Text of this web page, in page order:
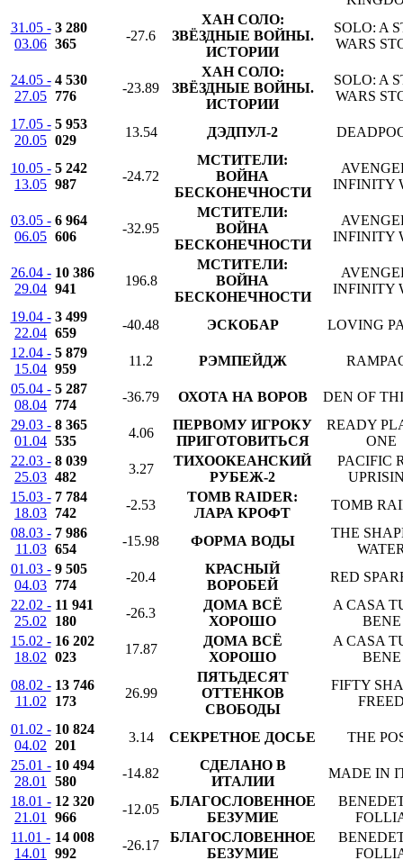
31.05 -
03.06
3 280
365
-27.6
ХАН СОЛО:
ЗВЁЗДНЫЕ ВОЙНЫ.
ИСТОРИИ
SOLO: A
WARS
24.05 -
27.05
4 530
776
-23.89
ХАН СОЛО:
ЗВЁЗДНЫЕ ВОЙНЫ.
ИСТОРИИ
SOLO: A
WARS
17.05 -
20.05
5 953
029
13.54 ДЭДПУЛ-2
10.05 -
13.05
5 242
987
-24.72
МСТИТЕЛИ:
ВОЙНА
БЕСКОНЕЧНОСТИ
INFINITY
03.05 -
06.05
6 964
606
-32.95
МСТИТЕЛИ:
ВОЙНА
БЕСКОНЕЧНОСТИ
INFINITY
26.04 -
29.04
10 386
941
196.8
МСТИТЕЛИ:
ВОЙНА
БЕСКОНЕЧНОСТИ
INFINITY
19.04 -
22.04
3 499
659
-40.48 ЭСКОБАР
LOVING
12.04 -
15.04
5 879
959
11.2 РЭМПЕЙДЖ
05.04 -
08.04
5 287
774
-36.79 ОХОТА НА ВОРОВ
DEN OF
29.03 -
01.04
8 365
535
4.06
ПЕРВОМУ ИГРОКУ
ПРИГОТОВИТЬСЯ
READY
ONE
22.03 -
25.03
8 039
482
3.27
ТИХООКЕАНСКИЙ
РУБЕЖ-2
PACIFIC
15.03 -
18.03
7 784
742
-2.53
TOMB RAIDER:
ЛАРА КРОФТ
TOMB
08.03 -
11.03
7 986
654
-15.98 ФОРМА ВОДЫ
THE
01.03 -
04.03
9 505
774
-20.4
КРАСНЫЙ
ВОРОБЕЙ
RED
22.02 -
25.02
11 941
180
-26.3
ДОМА ВСЁ
ХОРОШО
A CASA
BENE
15.02 -
18.02
16 202
023
17.87
ДОМА ВСЁ
ХОРОШО
A CASA
BENE
08.02 -
11.02
13 746
173
26.99
ПЯТЬДЕСЯТ
ОТТЕНКОВ
СВОБОДЫ
FIFTY
01.02 -
04.02
10 824
201
3.14 СЕКРЕТНОЕ ДОСЬЕ
THE
25.01 -
28.01
10 494
580
-14.82
СДЕЛАНО В
ИТАЛИИ
MADE IN
18.01 -
21.01
12 320
966
-12.05
БЛАГОСЛОВЕННОЕ
БЕЗУМИЕ
11.01 -
14.01
14 008
992
-26.17
БЛАГОСЛОВЕННОЕ
БЕЗУМИЕ